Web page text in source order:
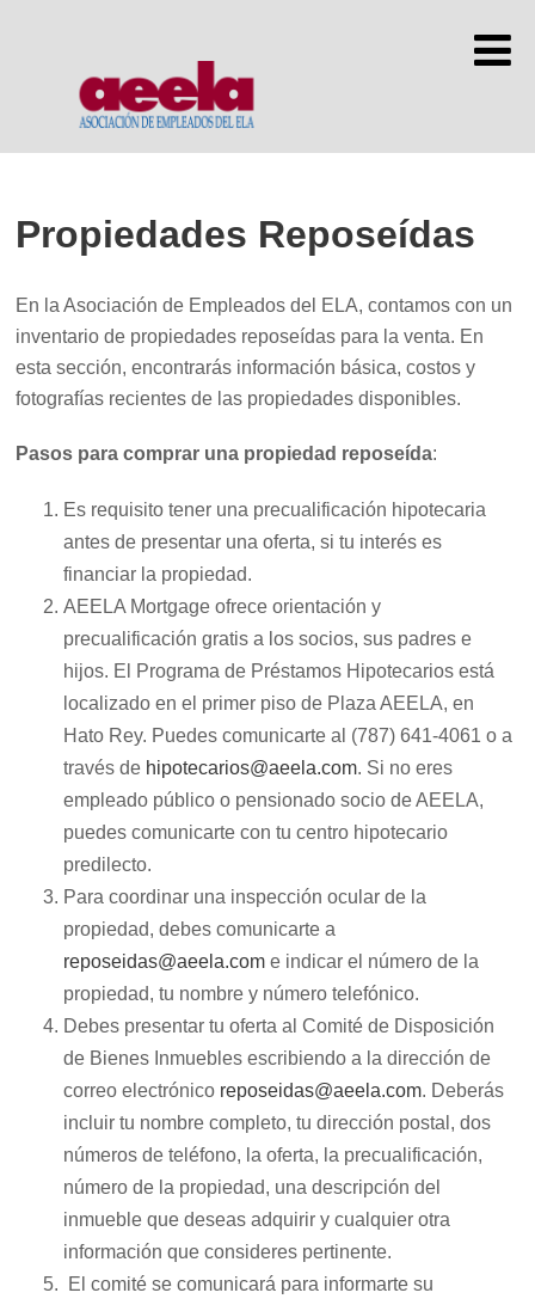
Propiedades Reposeídas
En la Asociación de Empleados del ELA, contamos con un
inventario de propiedades reposeídas para la venta. En
esta sección, encontrarás información básica, costos y
fotografías recientes de las propiedades disponibles. ​
Pasos para comprar una propiedad reposeída:
Es requisito tener una precualificación hipotecaria
antes de presentar una oferta, si tu interés es
financiar la propiedad.
AEELA Mortgage ofrece orientación y
precualificación gratis a los socios, sus padres e
hijos. El Programa de Préstamos Hipotecarios está
localizado en el primer piso de Plaza AEELA, en
Hato Rey. Puedes comunicarte al (787) 641-4061 o a
través de hipotecarios@aeela.com. Si no eres
empleado público o pensionado socio de AEELA,
puedes comunicarte con tu centro hipotecario
predilecto.
Para coordinar una inspección ocular de la
propiedad, debes comunicarte a
reposeidas@aeela.com e indicar el número de la
propiedad, tu nombre y número telefónico.
Debes presentar tu oferta al Comité de Disposición
de Bienes Inmuebles escribiendo a la dirección de
correo electrónico reposeidas@aeela.com. Deberás
incluir tu nombre completo, tu dirección postal, dos
números de teléfono, la oferta, la precualificación,
número de la propiedad, una descripción del
inmueble que deseas adquirir y cualquier otra
información que consideres pertinente.
El comité se comunicará para informarte su